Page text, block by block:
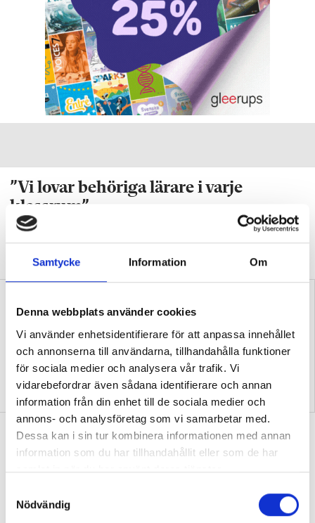
Samtycke Information Om
Denna webbplats använder cookies
Vi använder enhetsidentifierare för att anpassa innehållet
och annonserna till användarna, tillhandahålla funktioner
för sociala medier och analysera vår trafik. Vi
vidarebefordrar även sådana identifierare och annan
information från din enhet till de sociala medier och
annons- och analysföretag som vi samarbetar med.
Dessa kan i sin tur kombinera informationen med annan
information som du har tillhandahållit eller som de har
samlat in när du har använt deras tjänster.
Nödvändig
”Vi lovar behöriga lärare i varje
klassrum”
VALDEBATT
Inga fler obehöriga lärare.
”Så bryter vi hatpratets
pyramid i skolan”
”Hur skolan fungerar blir
”Vad ska vår tid räcka till på
förskolan?”
DEBATT”Ska jag som förskollärare duka,
eller ska jag vara närvarande tillsammans